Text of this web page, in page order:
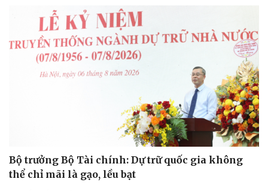
Văn hóa
Sân khấu - Điện ảnh
Văn học
Âm nhạc
Nghệ sĩ
Thời trang
Bộ trưởng Bộ Tài chính: Dự trữ quốc gia không
thể chỉ mãi là gạo, lều bạt